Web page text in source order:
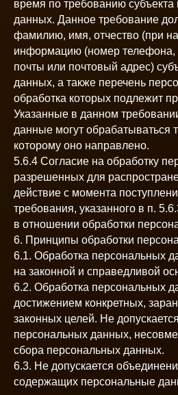
время по требованию
данных. Данное требование
фамилию, имя, отчество (при
информацию (номер телефона,
почты или почтовый адрес)
данных, а также перечень
обработка которых подлежит
Указанные в данном
данные могут обрабатываться
которому оно направлено.
5.6.4 Согласие на обработку
разрешенных для
действие с момента
требования, указанного в п.
в отношении обработки
6. Принципы обработки
6.1. Обработка персональных
на законной и справедливой
6.2. Обработка персональных
достижением конкретных,
законных целей. Не
персональных данных,
сбора персональных данных.
6.3. Не допускается
содержащих персональные